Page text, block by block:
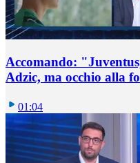
Accomando:
Adzic, ma occhio alla
01:04